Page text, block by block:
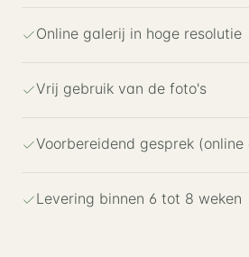
Online galerij in hoge resolutie
Vrij gebruik van de foto's
Voorbereidend gesprek (online
Levering binnen 6 tot 8 weken